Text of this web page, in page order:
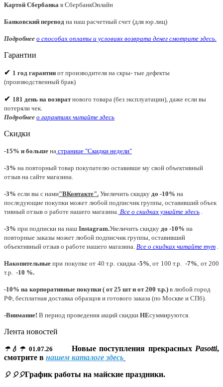
Картой Сбербанка в СбербанкОнлайн
Банковский перевод на наш расчетный счет (для юр.лиц)
Подробнее о способах оплаты и условиях возврата денег смотрите здесь.
Гарантии
✔ 1 год гарантии от производителя на скры- тые дефекты
(производственный брак)
✔ 181 день на возвратнового товара (без эксплуатации), даже если вы
потеряли чек.
Подробнее о гарантиях читайте здесь
Скидки
-15% и больше на странице "Скидки недели"
-3% на повторный товар покупателю оставивше му свой объективный
отзыв на сайте магазина.
-3% если вы с нами"ВКонтакте". Увеличить скидку до -10% на
последующие покупки может любой подписчик группы, оставивший объек
тивный отзыв о работе нашего магазина. Все о скидках узнайте здесь
-3% при подписки на наш Instagram.Увеличить скидку до -10% на
повторные заказы может любой подписчик группы, оставивший
объективный отзыв о работе нашего магазина. Все о скидках читайте тут
Накопительные при покупке от 40 т.р. скидка -5% , от 100 т.р.-7% , от 200
т.р. -10 %.
-10% на корпоративные покупки ( от 25 шт и от 200 т.р.) в любой город
РФ, бесплатная доставка образцов и готового заказа (по Москве и СПб).
-Внимание! В период проведения акций скидки НЕсуммируются.
Лента новостей
☂💧☂ 01.07.26 Новые поступления прекрасных Pasotti,
смотрите в нашем каталоге здесь
🎈 🎈🎈График работы на майские праздники.